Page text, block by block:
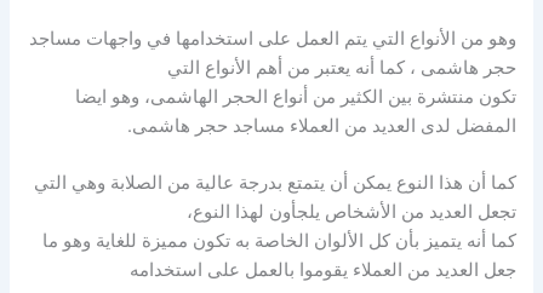
وهو من الأنواع التي يتم العمل على استخدامها في واجهات مساجد
حجر هاشمى ، كما أنه يعتبر من أهم الأنواع التي
تكون منتشرة بين الكثير من أنواع الحجر الهاشمى، وهو ايضا
المفضل لدى العديد من العملاء مساجد حجر هاشمى.
كما أن هذا النوع يمكن أن يتمتع بدرجة عالية من الصلابة وهي التي
تجعل العديد من الأشخاص يلجأون لهذا النوع،
كما أنه يتميز بأن كل الألوان الخاصة به تكون مميزة للغاية وهو ما
جعل العديد من العملاء يقوموا بالعمل على استخدامه